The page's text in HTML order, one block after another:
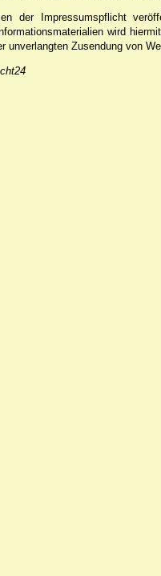
der Impressumspflicht
wird
unverlangten Zusendung von